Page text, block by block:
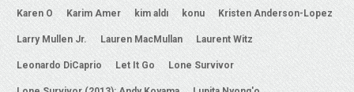
Karen O Karim Amer kim aldı konu Kristen Anderson-Lopez
Larry Mullen Jr. Lauren MacMullan Laurent Witz
Leonardo DiCaprio Let It Go Lone Survivor